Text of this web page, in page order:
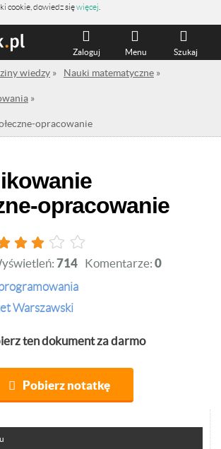
cookie, dowiedz sięwięcej
Szukaj
Menu
Zaloguj
wiedzy » Nauki matematyczne »
»
opracowanie
opracowanie
714 Komentarze: 0
programowania
Warszawski
ten dokument za darmo
Pobierz notatkę